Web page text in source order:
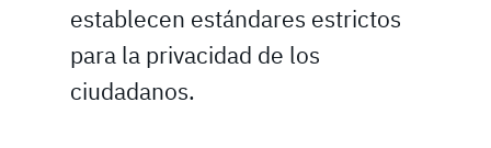
establecen estándares estrictos
para la privacidad de los
ciudadanos.